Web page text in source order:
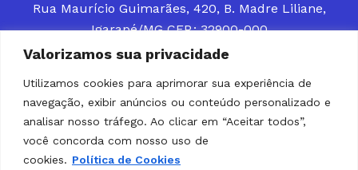
Valorizamos sua privacidade
Utilizamos cookies para aprimorar sua experiência de
navegação, exibir anúncios ou conteúdo personalizado e
analisar nosso tráfego. Ao clicar em “Aceitar todos”,
você concorda com nosso uso de
cookies. Política de Cookies
Rua Maurício Guimarães, 420, B. Madre Liliane,
Igarapé/MG CEP.: 32900-000
CONTATOS (31) 3512-4400 ou (31) 9 8309-8660
DESENVOLVER SOLUÇÕES, AÇÕES E SERVIÇOS
PÚBLICOS QUE COMPLEMENTEM A ASSISTÊNCIA À
POPULAÇÃO DA REGIÃO EM QUE ATUA, SENDO
PARCEIRO DOS MUNICÍPIOS CONSORCIADOS NA
SOLUÇÃO DE DIFICULDADES ENFRENTADAS POR
GESTORES MUNICIPAIS, É O COMPROMISSO DO
ICISMEP.
Home Institucional Municípios